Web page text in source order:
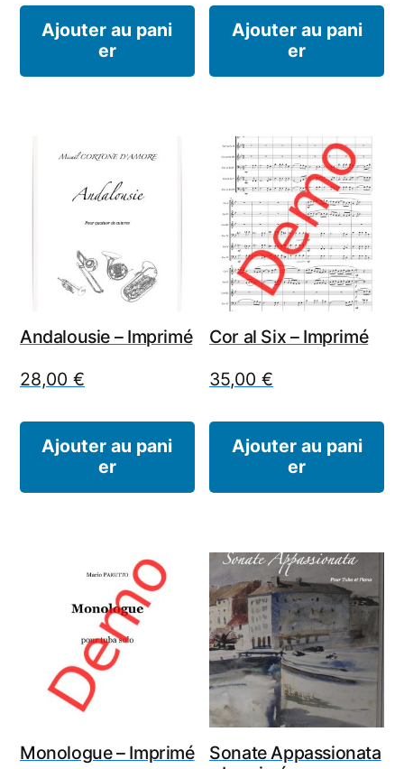
Ajouter au pani
er
Ajouter au pani
er
Andalousie – Imprimé
28,00 €
Ajouter au pani
er
Cor al Six – Imprimé
35,00€
Ajouter au pani
er
Monologue – Imprimé
Sonate Appassionata